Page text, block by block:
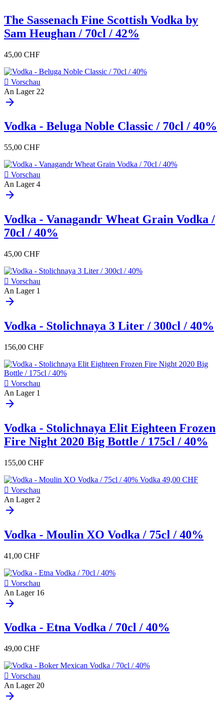
The Sassenach Fine Scottish Vodka by
Sam Heughan / 70cl / 42%
45,00 CHF
 Vorschau
An Lager 22
arrow_forward
Vodka - Beluga Noble Classic / 70cl / 40%
55,00 CHF
 Vorschau
An Lager 4
arrow_forward
Vodka - Vanagandr Wheat Grain Vodka /
70cl / 40%
45,00 CHF
 Vorschau
An Lager 1
arrow_forward
Vodka - Stolichnaya 3 Liter / 300cl / 40%
156,00 CHF
 Vorschau
An Lager 1
arrow_forward
Vodka - Stolichnaya Elit Eighteen Frozen
Fire Night 2020 Big Bottle / 175cl / 40%
155,00 CHF
 Vorschau
An Lager 2
arrow_forward
Vodka - Moulin XO Vodka / 75cl / 40%
41,00 CHF
 Vorschau
An Lager 16
arrow_forward
Vodka - Etna Vodka / 70cl / 40%
49,00 CHF
 Vorschau
An Lager 20
arrow_forward